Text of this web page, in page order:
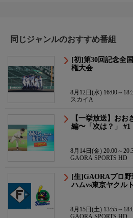
同じジャンルのおすすめ番組
[初]第30回記念全
権大会
8月12日(水) 16:00～
スカイA
【一挙放送】お
編〜「次は？」 #1
8月14日(金) 20:00～
GAORA SPORTS HD
[生]GAORAプロ
ハムvs東京ヤクル
8月15日(土) 13:55～
GAORA SPORTS HD